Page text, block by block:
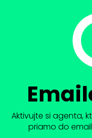
Aktivujte si agenta,
priamo do